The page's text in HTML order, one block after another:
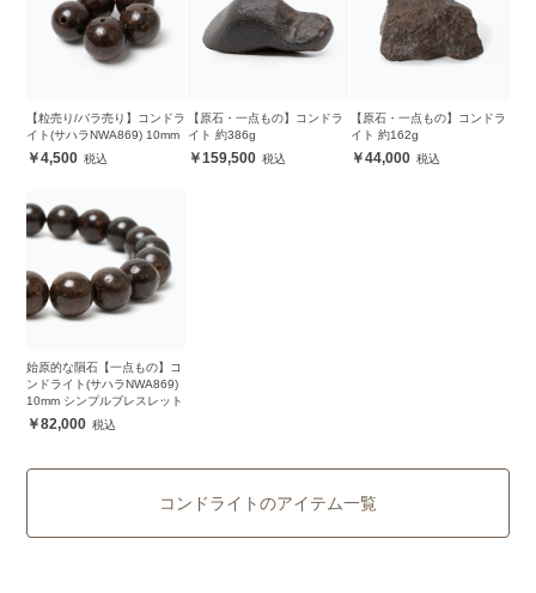
【粒売り/バラ売り】コンドラ
イト(サハラNWA869) 10mm
4,500
【原石・一点もの】コンドラ
イト 約386g
159,500
【原石・一点もの】コンドラ
イト 約162g
44,000
始原的な隕石【一点もの】コ
ンドライト(サハラNWA869)
10mm シンプルブレスレット
82,000
コンドライトのアイテム一覧